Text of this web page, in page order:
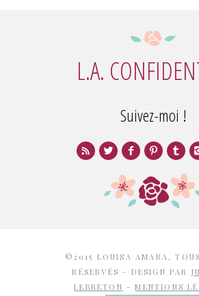
L.A.
Suivez-moi !
©2015 LOUISA AMARA,
RÉSERVÉS - DESIGN PAR
LEBRETON -MENTIONS